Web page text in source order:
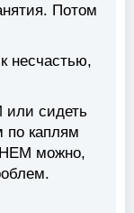
Потом
несчастью,
или сидеть
по каплям
НЕМ можно,